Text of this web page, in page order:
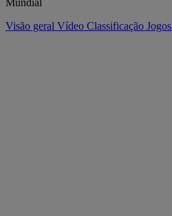
Mundial
Visão geral Vídeo Classificação Jogos